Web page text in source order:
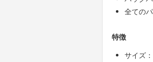
全ての
特徴
サイズ